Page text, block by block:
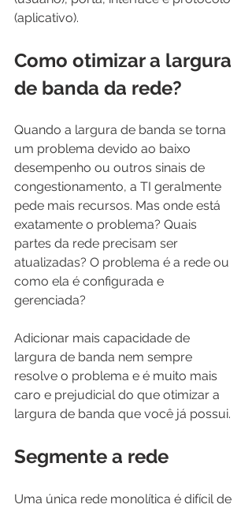
(aplicativo).
Como otimizar a largura
de banda da rede?
Quando a largura de banda se torna
um problema devido ao baixo
desempenho ou outros sinais de
congestionamento, a TI geralmente
pede mais recursos. Mas onde está
exatamente o problema? Quais
partes da rede precisam ser
atualizadas? O problema é a rede ou
como ela é configurada e
gerenciada?
Adicionar mais capacidade de
largura de banda nem sempre
resolve o problema e é muito mais
caro e prejudicial do que otimizar a
largura de banda que você já possui.
Segmente a rede
Uma única rede monolítica é difícil de